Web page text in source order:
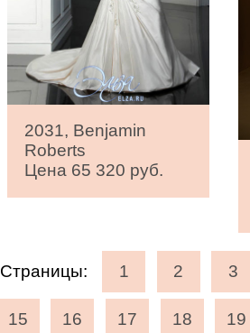
2031, Benjamin
Roberts
Цена 65 320 руб.
Страницы: 1 2 3
15 16 17 18 19